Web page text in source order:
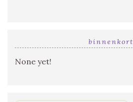
binnenkort
None yet!